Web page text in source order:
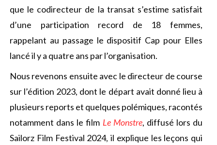
que le codirecteur de la transat s’estime satisfait
d’une participation record de 18 femmes,
rappelant au passage le dispositif Cap pour Elles
lancé il y a quatre ans par l’organisation.
Nous revenons ensuite avec le directeur de course
sur l’édition 2023, dont le départ avait donné lieu à
plusieurs reports et quelques polémiques, racontés
notamment dans le film Le Monstre, diffusé lors du
Sailorz Film Festival 2024, il explique les leçons qui